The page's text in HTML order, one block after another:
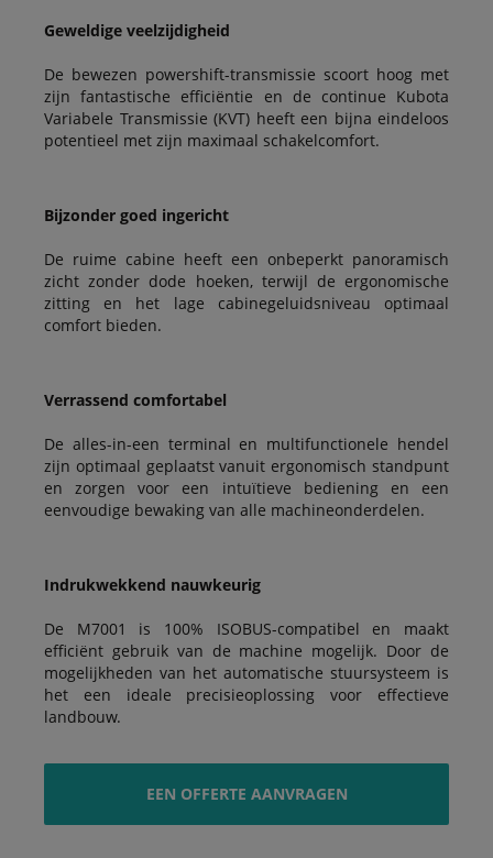
Geweldige veelzijdigheid
De bewezen powershift-transmissie scoort hoog met
zijn fantastische efficiëntie en de continue Kubota
Variabele Transmissie (KVT) heeft een bijna eindeloos
potentieel met zijn maximaal schakelcomfort.
Bijzonder goed ingericht
De ruime cabine heeft een onbeperkt panoramisch
zicht zonder dode hoeken, terwijl de ergonomische
zitting en het lage cabinegeluidsniveau optimaal
comfort bieden.
Verrassend comfortabel
De alles-in-een terminal en multifunctionele hendel
zijn optimaal geplaatst vanuit ergonomisch standpunt
en zorgen voor een intuïtieve bediening en een
eenvoudige bewaking van alle machineonderdelen.
Indrukwekkend nauwkeurig
De M7001 is 100% ISOBUS-compatibel en maakt
efficiënt gebruik van de machine mogelijk. Door de
mogelijkheden van het automatische stuursysteem is
het een ideale precisieoplossing voor effectieve
landbouw.
EEN OFFERTE AANVRAGEN